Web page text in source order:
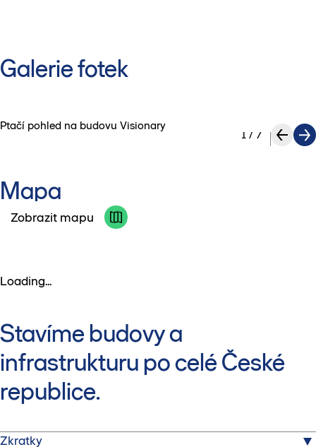
Galerie fotek
Ptačí pohled na budovu Visionary
1/ 7
Mapa
Zobrazit mapu
Loading...
Stavíme budovy a
infrastrukturu po celé České
republice.
Zkratky